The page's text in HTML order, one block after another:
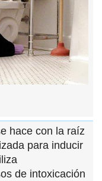
hace con la raíz
para inducir
de intoxicación